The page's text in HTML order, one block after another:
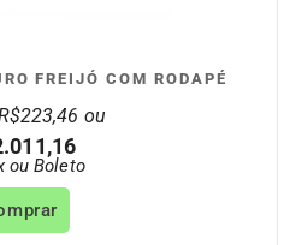
FREIJÓ COM RODAPÉ
223,46 ou
ou Boleto